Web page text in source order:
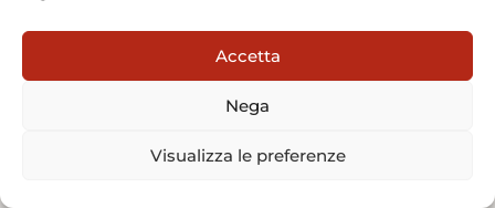
Accetta
Nega
Visualizza le preferenze